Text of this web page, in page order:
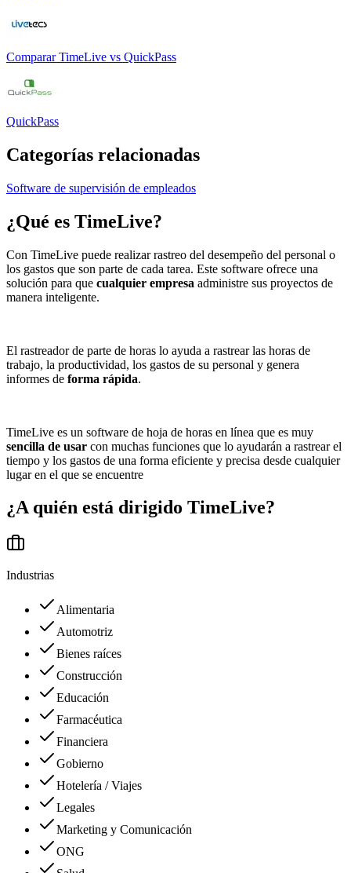
Comparar TimeLive vs QuickPass
QuickPass
Categorías relacionadas
Software de supervisión de empleados
¿Qué es TimeLive?
Con TimeLive puede realizar rastreo del desempeño del personal o
los gastos que son parte de cada tarea. Este software ofrece una
solución para que cualquier empresa administre sus proyectos de
manera inteligente.
El rastreador de parte de horas lo ayuda a rastrear las horas de
trabajo, la productividad, los gastos de su personal y genera
informes de forma rápida.
TimeLive es un software de hoja de horas en línea que es muy
sencilla de usar con muchas funciones que lo ayudarán a rastrear el
tiempo y los gastos de una forma eficiente y precisa desde cualquier
lugar en el que se encuentre
¿A quién está dirigido TimeLive?
Industrias
Alimentaria
Automotriz
Bienes raíces
Construcción
Educación
Farmacéutica
Financiera
Gobierno
Hotelería / Viajes
Legales
Marketing y Comunicación
ONG